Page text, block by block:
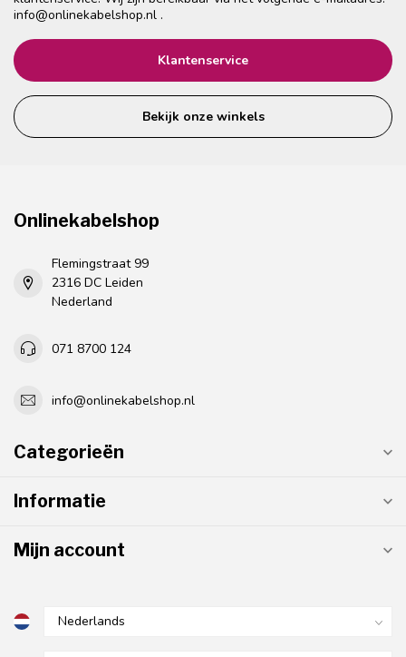
info@onlinekabelshop.nl .
Klantenservice
Bekijk onze winkels
Onlinekabelshop
Flemingstraat 99
2316 DC Leiden
Nederland
071 8700 124
info@onlinekabelshop.nl
Categorieën
Informatie
Mijn account